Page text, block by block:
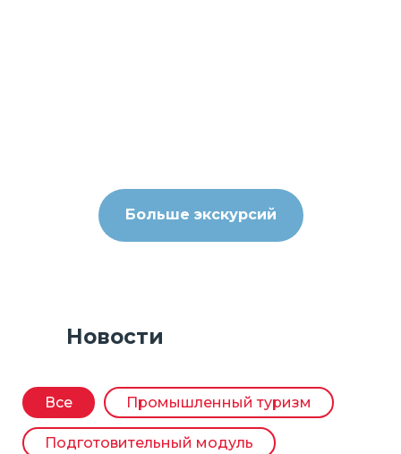
Больше экскурсий
Новости
Все Промышленный туризм
Подготовительный модуль